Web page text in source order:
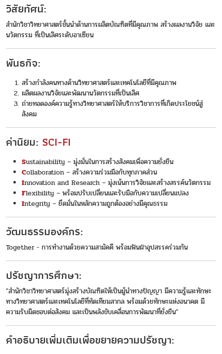
วิสัยทัศน์:
สํานักวิชาวิทยาศาสตร์ชั้นนำด้านการผลิตบัณฑิตที่มีคุณภาพ สร้างผลงานวิจัย และ
นวัตกรรม ที่เป็นเลิศระดับอาเซียน
พันธกิจ:
สร้างกำลังคนทางด้านวิทยาศาสตร์และเทคโนโลยีที่มีคุณภาพ
ผลิตผลงานวิจัยและพัฒนานวัตกรรมที่เป็นเลิศ
ถ่ายทอดองค์ความรู้ทางวิทยาศาสตร์ให้บริการวิชาการที่เกิดประโยชน์สู่
สังคม
ค่านิยม: SCI-FI
Sustainability – มุ่งมั่นในการสร้างสังคมเพื่อความยั่งยืน
Collaboration – สร้างความร่วมมือกับทุกภาคส่วน
Innovation and Research – มุ่งเน้นการวิจัยและสร้างสรรค์นวัตกรรม
Flexibility – พร้อมปรับเปลี่ยนและรับมือกับความเปลี่ยนแปลง
Integrity – ยึดมั่นในหลักความถูกต้องอย่างมีคุณธรรม
วัฒนธรรมองค์กร:
Together - การทำงานด้วยความสามัคคี พร้อมฟันฝ่าอุปสรรคร่วมกัน
ปรัชญาการศึกษา:
"สำนักวิชาวิทยาศาสตร์มุ่งสร้างบัณฑิตให้เป็นผู้นำทางปัญญา มีความรู้และทักษะ
ทางวิทยาศาสตร์และเทคโนโลยีที่ทัดเทียมสากล พร้อมด้วยทักษะแห่งอนาคต มี
ความรับผิดชอบต่อสังคม และเป็นพลังขับเคลื่อนการพัฒนาที่ยั่งยืน"
คำอธิบายเพิ่มเติมเพื่อขยายความปรัชญา: